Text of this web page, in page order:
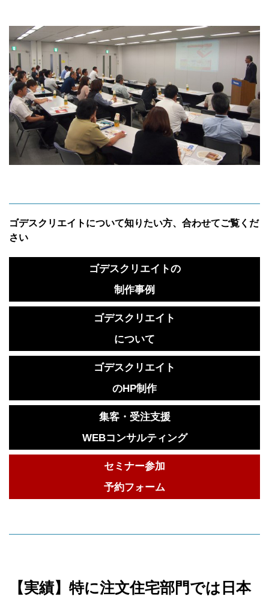
ゴデスクリエイトについて知りたい方、合わせてご覧くだ
さい
ゴデスクリエイトの
制作事例
ゴデスクリエイト
について
ゴデスクリエイト
のHP制作
集客・受注支援
WEBコンサルティング
セミナー参加
予約フォーム
【実績】特に注文住宅部門では日本